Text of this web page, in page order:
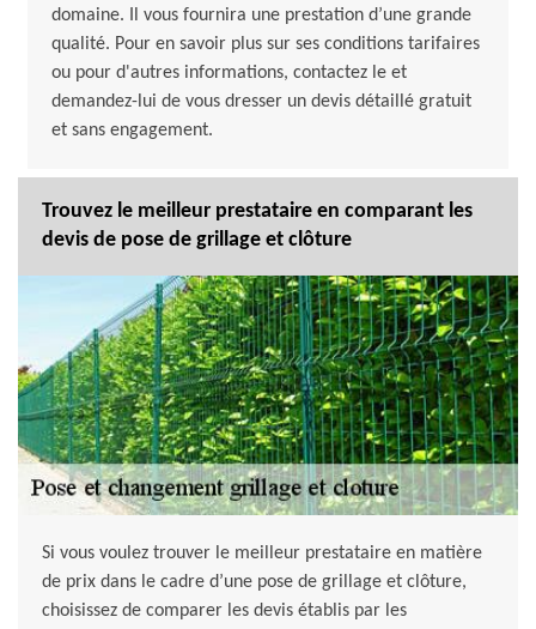
domaine. Il vous fournira une prestation d’une grande
qualité. Pour en savoir plus sur ses conditions tarifaires
ou pour d'autres informations, contactez le et
demandez-lui de vous dresser un devis détaillé gratuit
et sans engagement.
Trouvez le meilleur prestataire en comparant les
devis de pose de grillage et clôture
Si vous voulez trouver le meilleur prestataire en matière
de prix dans le cadre d’une pose de grillage et clôture,
choisissez de comparer les devis établis par les